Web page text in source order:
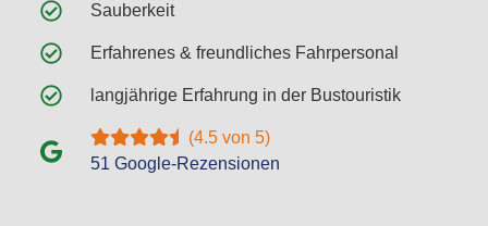
Sauberkeit
Erfahrenes & freundliches Fahrpersonal
langjährige Erfahrung in der Bustouristik
(4.5 von 5)
51 Google-Rezensionen